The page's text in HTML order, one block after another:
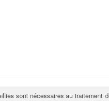
sont nécessaires au traitement